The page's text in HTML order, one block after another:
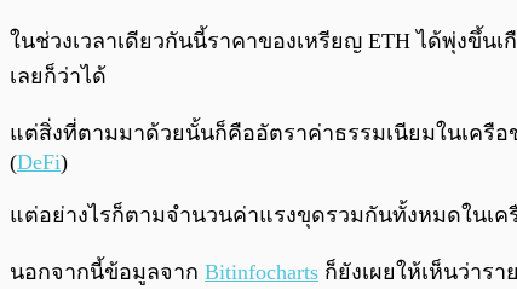
ในช่วงเวลาเดียวกันนี้ราคาของเหรียญ ETH ได้พุ่งขึ้น
เลยก็ว่าได้
แต่สิ่งที่ตามมาด้วยนั้นก็คืออัตราค่าธรรมเนียมในเครือ
(DeFi)
แต่อย่างไรก็ตามจำนวนค่าแรงขุดรวมกันทั้งหมดในเค
นอกจากนี้ข้อมูลจาก Bitinfocharts ก็ยังเผยให้เห็นว่าร